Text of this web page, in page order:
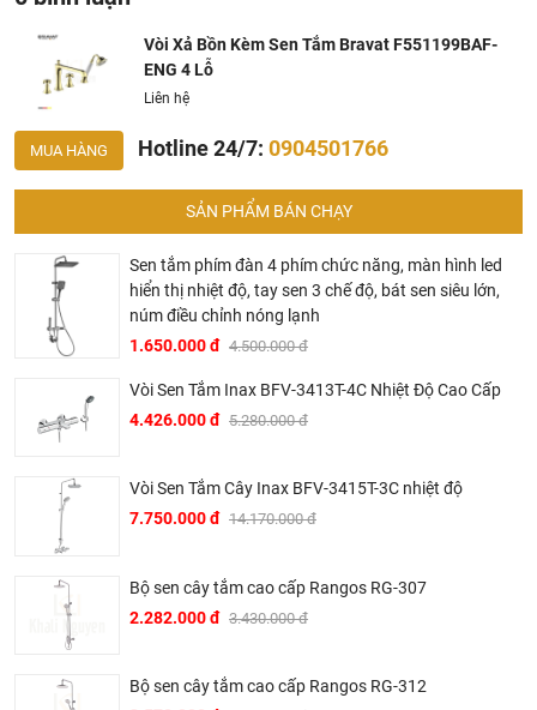
Ở đâu mua vòi lavabo Bravat chính hãng và giá rẻ nhất
Khalinguyen.vn là đơn vị cung cấp sản phẩm
Bravat chính thức và chính hãng tại Việt Nam, chúng tôi
cam kết các sản phẩmBravatđược phân phối bởi
Khalinguyen.vn là chính hãng.
Hiện tại chúng tôi có rất nhiềuchương trình khuyến
mãihấp dẫn, để biết chi tiết vui lòng chat hoặc gọi điện
vào hotline để được tư vấn chi tiết
BRAVAT – TINH HOA ĐẲNG CẤP CỦA NƯỚC ĐỨC
▶ Bravat là thương hiệu cao cấp các sản phẩm nhà tắm
thuộc sở hữu của Roman Dietsche, một nhà cung cấp thiết
bị vệ sinh của Đức có bề dày lịch sử hơn 145 năm. Khởi
Baden – Württemberg tây nam nước Đức vào năm 1873,
Vòi Xả Bồn Kèm Sen Tắm Bravat F551199BAF-
ENG 4 Lỗ
Liên hệ
MUA HÀNG Hotline 24/7: 0904501766
SẢN PHẨM BÁN CHẠY
Sen tắm phím đàn 4 phím chức năng, màn hình led
hiển thị nhiệt độ, tay sen 3 chế độ, bát sen siêu lớn,
núm điều chỉnh nóng lạnh
1.650.000 đ 4.500.000 đ
Vòi Sen Tắm Inax BFV-3413T-4C Nhiệt Độ Cao Cấp
4.426.000 đ 5.280.000 đ
Vòi Sen Tắm Cây Inax BFV-3415T-3C nhiệt độ
7.750.000 đ 14.170.000 đ
Bộ sen cây tắm cao cấp Rangos RG-307
2.282.000 đ 3.430.000 đ
Bộ sen cây tắm cao cấp Rangos RG-312